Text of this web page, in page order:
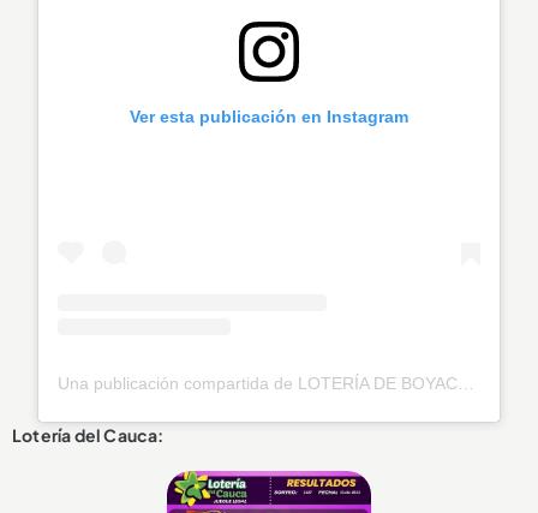
Ver esta publicación en Instagram
Lotería del Cauca: